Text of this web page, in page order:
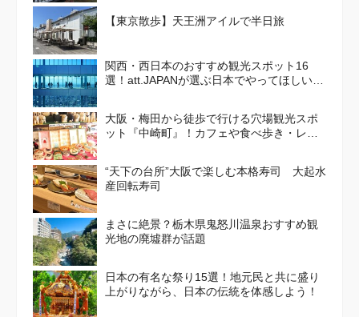
【東京散歩】天王洲アイルで半日旅
関西・西日本のおすすめ観光スポット16
選！att.JAPANが選ぶ日本でやってほしいこ
大阪・梅田から徒歩で行ける穴場観光スポ
ット『中崎町』！カフェや食べ歩き・レト
“天下の台所”大阪で楽しむ本格寿司 大起水
産回転寿司
まさに絶景？栃木県鬼怒川温泉おすすめ観
光地の廃墟群が話題
日本の有名な祭り15選！地元民と共に盛り
上がりながら、日本の伝統を体感しよう！